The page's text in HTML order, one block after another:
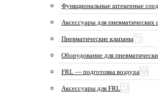
Функциональные штекерные
Аксессуары для пневматических
Пневматические клапаны71
Оборудование для
FRL — подготовка воздуха88
Аксессуары для FRL22